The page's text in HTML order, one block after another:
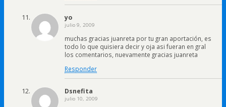
yo
julio 9, 2009
muchas gracias juanreta por tu gran aportación, es
todo lo que quisiera decir y oja asi fueran en gral
los comentarios, nuevamente gracias juanreta
Responder
Dsnefita
julio 10, 2009